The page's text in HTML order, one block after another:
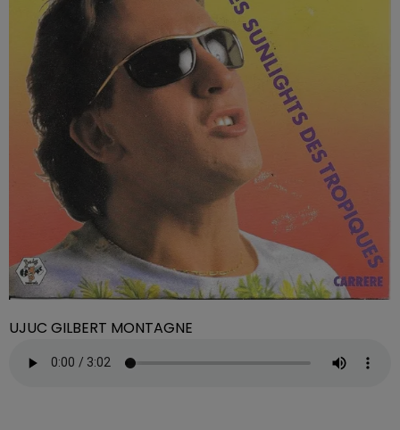
UJUC GILBERT MONTAGNE